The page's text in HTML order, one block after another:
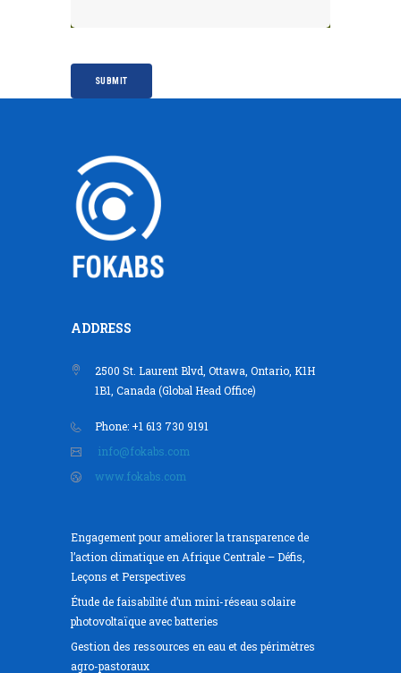
ADDRESS
2500 St. Laurent Blvd, Ottawa, Ontario, K1H
1B1, Canada (Global Head Office)
Phone: +1 613 730 9191
info@fokabs.com
www.fokabs.com
Engagement pour ameliorer la transparence de
l’action climatique en Afrique Centrale – Défis,
Leçons et Perspectives
Étude de faisabilité d’un mini-réseau solaire
photovoltaïque avec batteries
Gestion des ressources en eau et des périmètres
agro-pastoraux